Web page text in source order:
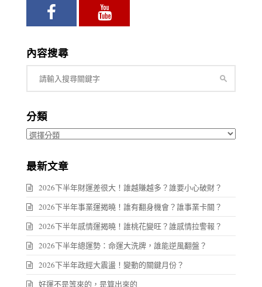
內容搜尋
分類
分
最新文章
2026下半年財運差很大！誰越賺越多？誰要小心破財？
2026下半年事業運揭曉！誰有翻身機會？誰事業卡關？
2026下半年感情運揭曉！誰桃花變旺？誰感情拉警報？
2026下半年總運勢：命運大洗牌，誰能逆風翻盤？
2026下半年政經大震盪！變動的關鍵月份？
好運不是等來的，是算出來的